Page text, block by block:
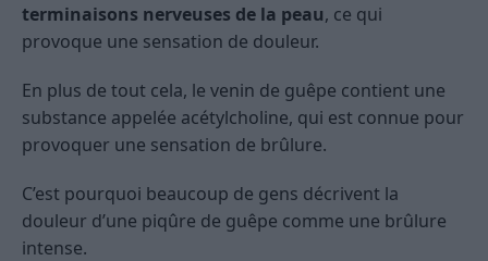
terminaisons nerveuses de la peau, ce qui
provoque une sensation de douleur.
En plus de tout cela, le venin de guêpe contient une
substance appelée acétylcholine, qui est connue pour
provoquer une sensation de brûlure.
C’est pourquoi beaucoup de gens décrivent la
douleur d’une piqûre de guêpe comme une brûlure
intense.